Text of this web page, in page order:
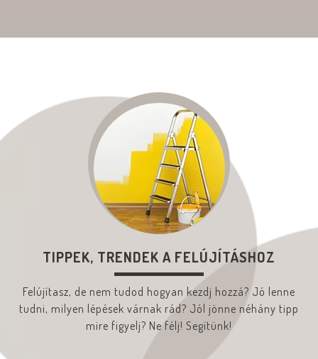
TIPPEK, TRENDEK A FELÚJÍTÁSHOZ
Felújítasz, de nem tudod hogyan kezdj hozzá? Jó lenne
tudni, milyen lépések várnak rád? Jól jönne néhány tipp
mire figyelj? Ne félj! Segítünk!